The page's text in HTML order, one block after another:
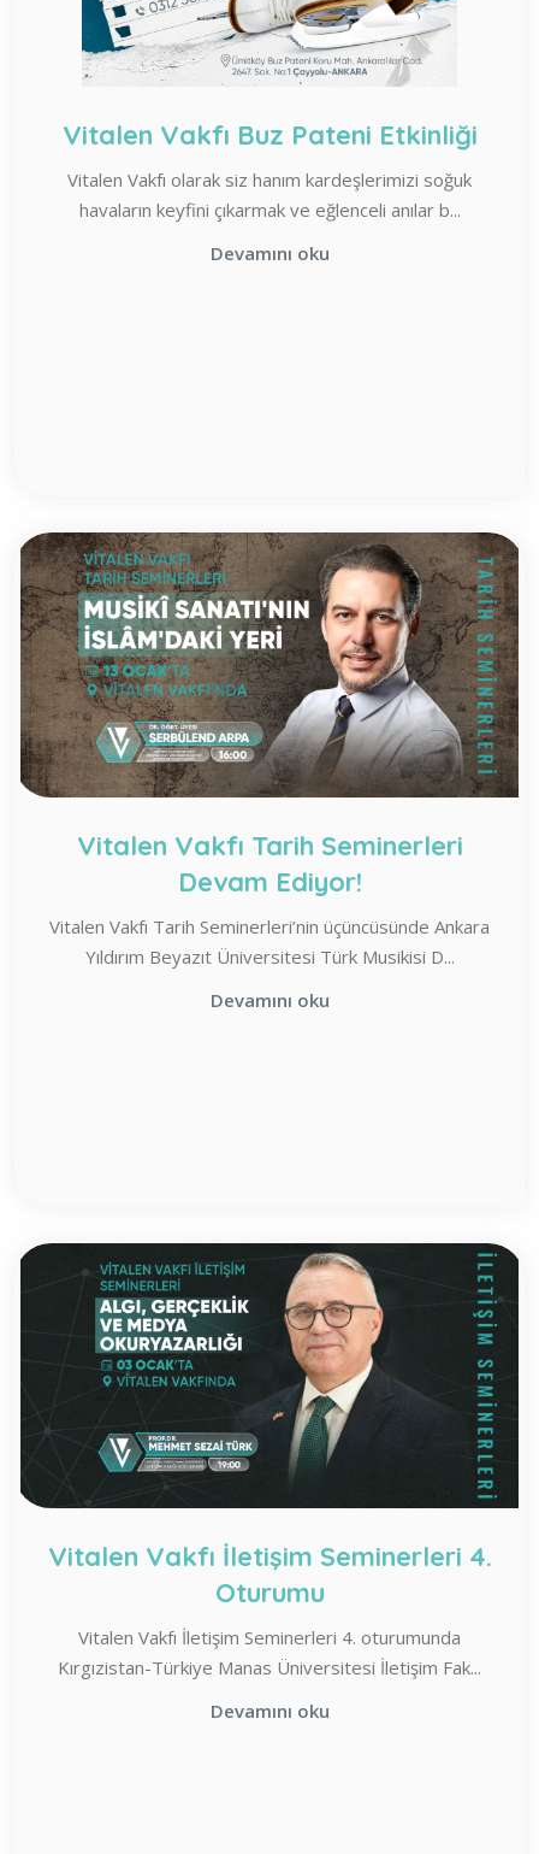
Vitalen Vakfı Buz Pateni Etkinliği
Vitalen Vakfı olarak siz hanım kardeşlerimizi soğuk
havaların keyfini çıkarmak ve eğlenceli anılar b...
Devamını oku
Vitalen Vakfı Tarih Seminerleri
Devam Ediyor!
Vitalen Vakfı Tarih Seminerleri’nin üçüncüsünde Ankara
Yıldırım Beyazıt Üniversitesi Türk Musikisi D...
Devamını oku
Vitalen Vakfı İletişim Seminerleri 4.
Oturumu
Vitalen Vakfı İletişim Seminerleri 4. oturumunda
Kırgızistan-Türkiye Manas Üniversitesi İletişim Fak...
Devamını oku